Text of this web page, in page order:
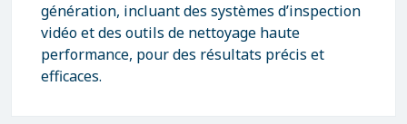
génération, incluant des systèmes d’inspection
vidéo et des outils de nettoyage haute
performance, pour des résultats précis et
efficaces.